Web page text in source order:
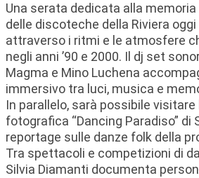
Una serata dedicata alla
delle discoteche della Riviera
attraverso i ritmi e le atmosfere
negli anni ’90 e 2000. Il dj set
Magma e Mino Luchena
immersivo tra luci, musica e
In parallelo, sarà possibile
fotografica “Dancing Paradiso” di
reportage sulle danze folk della
Tra spettacoli e competizioni di
Silvia Diamanti documenta